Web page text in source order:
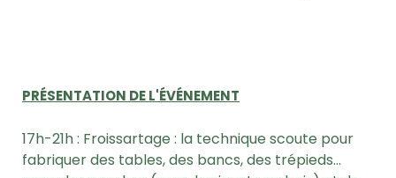
PRÉSENTATION DE L'ÉVÉNEMENT
17h-21h : Froissartage : la technique scoute pour
fabriquer des tables, des bancs, des trépieds…